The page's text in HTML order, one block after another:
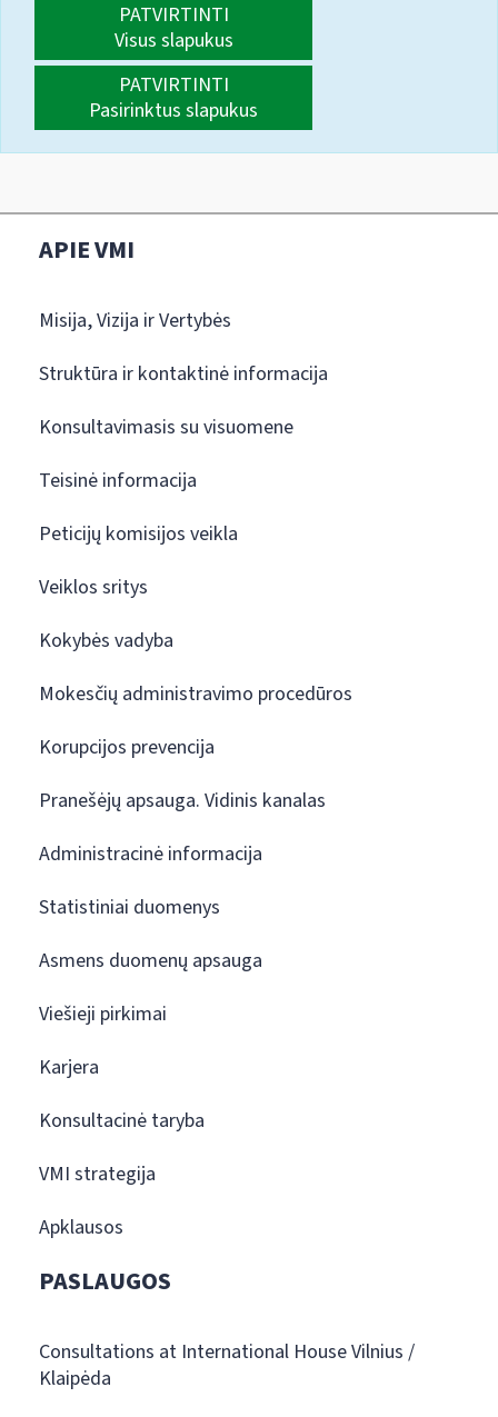
PATVIRTINTI
Visus slapukus
PATVIRTINTI
Pasirinktus slapukus
APIE VMI
Misija, Vizija ir Vertybės
Struktūra ir kontaktinė informacija
Konsultavimasis su visuomene
Teisinė informacija
Peticijų komisijos veikla
Veiklos sritys
Kokybės vadyba
Mokesčių administravimo procedūros
Korupcijos prevencija
Pranešėjų apsauga. Vidinis kanalas
Administracinė informacija
Statistiniai duomenys
Asmens duomenų apsauga
Viešieji pirkimai
Karjera
Konsultacinė taryba
VMI strategija
Apklausos
PASLAUGOS
Consultations at International House Vilnius /
Klaipėda